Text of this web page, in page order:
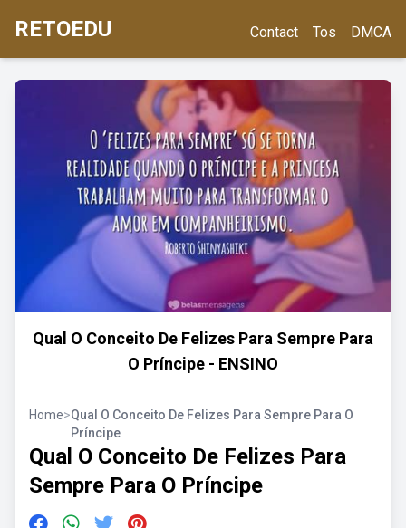
RETOEDU Contact Tos DMCA
Qual O Conceito De Felizes Para Sempre Para
O Príncipe - ENSINO
Home>Qual O Conceito De Felizes Para Sempre Para O
Príncipe
Qual O Conceito De Felizes Para
Sempre Para O Príncipe